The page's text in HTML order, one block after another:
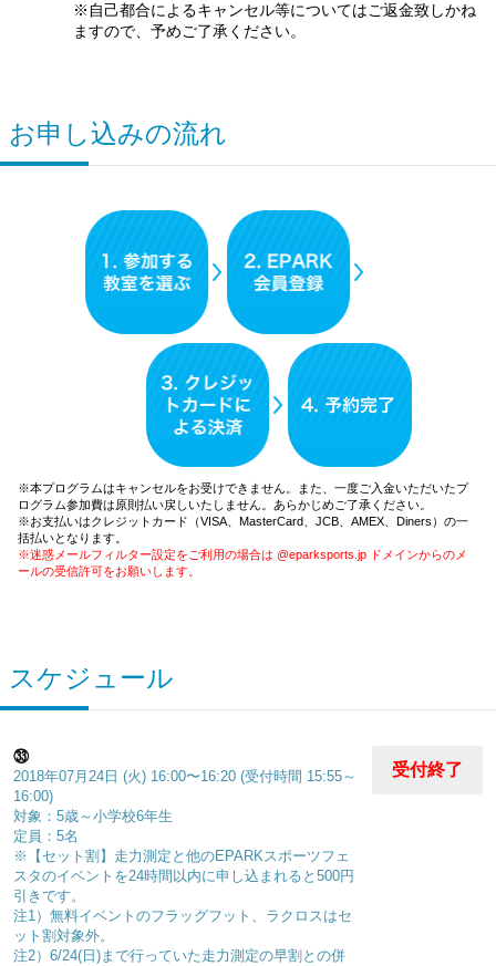
※自己都合によるキャンセル等についてはご返金致しかね
ますので、予めご了承ください。
お申し込みの流れ
※本プログラムはキャンセルをお受けできません。また、一度ご入金いただいたプ
ログラム参加費は原則払い戻しいたしません。あらかじめご了承ください。
※お支払いはクレジットカード（VISA、MasterCard、JCB、AMEX、Diners）の一
括払いとなります。
※迷惑メールフィルター設定をご利用の場合は @eparksports.jp ドメインからのメ
ールの受信許可をお願いします。
スケジュール
㉝
2018年07月24日 (火) 16:00〜16:20 (受付時間 15:55～
16:00)
対象：5歳～小学校6年生
定員：5名
※【セット割】走力測定と他のEPARKスポーツフェ
スタのイベントを24時間以内に申し込まれると500円
引きです。
注1）無料イベントのフラッグフット、ラクロスはセ
ット割対象外。
注2）6/24(日)まで行っていた走力測定の早割との併
受付終了